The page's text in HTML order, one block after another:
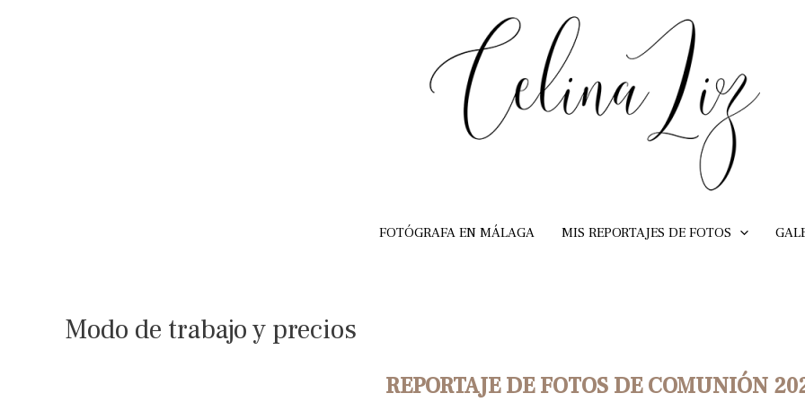
FOTÓGRAFA EN MÁLAGA MIS REPORTAJES DE FOTOS
Modo de trabajo y precios
REPORTAJE DE FOTOS DE COMUNIÓN